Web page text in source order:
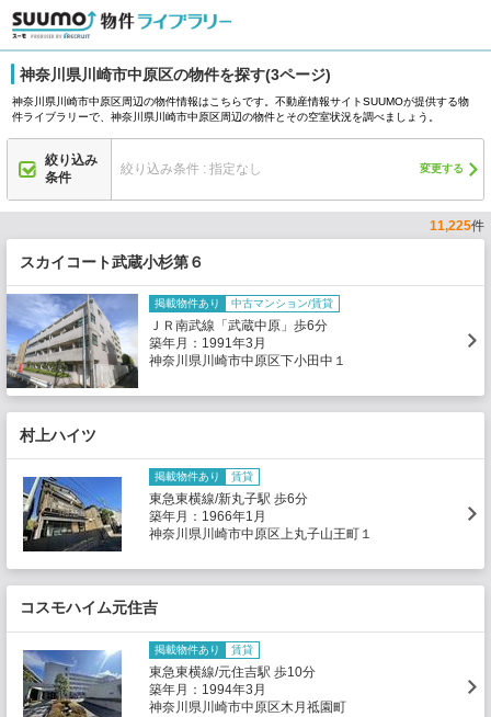
神奈川県川崎市中原区の物件を探す(3ページ)
神奈川県川崎市中原区周辺の物件情報はこちらです。不動産情報サイトSUUMOが提供する物
件ライブラリーで、神奈川県川崎市中原区周辺の物件とその空室状況を調べましょう。
絞り込み
条件
絞り込み条件 : 指定なし 変更する
11,225件
スカイコート武蔵小杉第６
掲載物件あり 中古マンション/賃貸
ＪＲ南武線「武蔵中原」歩6分
築年月：1991年3月
神奈川県川崎市中原区下小田中１
村上ハイツ
掲載物件あり 賃貸
東急東横線/新丸子駅 歩6分
築年月：1966年1月
神奈川県川崎市中原区上丸子山王町１
コスモハイム元住吉
掲載物件あり 賃貸
東急東横線/元住吉駅 歩10分
築年月：1994年3月
神奈川県川崎市中原区木月祗園町